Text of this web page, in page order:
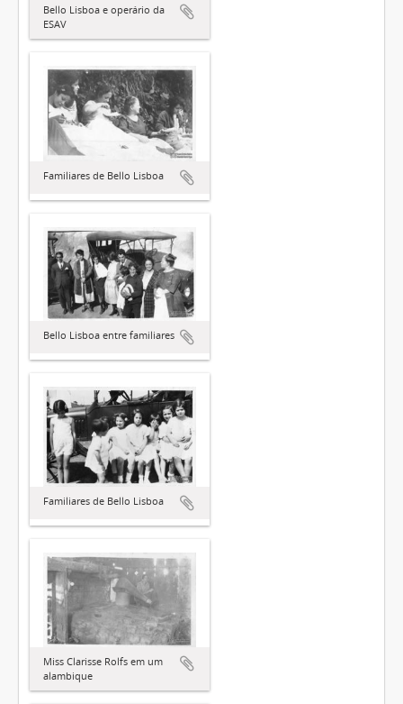
Bello Lisboa e operário da
ESAV
Familiares de Bello Lisboa
Bello Lisboa entre familiares
Familiares de Bello Lisboa
Miss Clarisse Rolfs em um
alambique